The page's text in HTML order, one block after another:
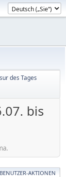
des Tages
bis
BENUTZER-AKTIONEN